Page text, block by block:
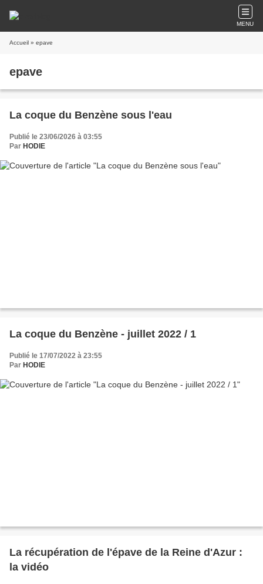
MENU
Accueil » epave
epave
La coque du Benzène sous l'eau
Publié le 23/06/2026 à 03:55
Par HODIE
La coque du Benzène - juillet 2022 / 1
Publié le 17/07/2022 à 23:55
Par HODIE
La récupération de l'épave de la Reine d'Azur :
la vidéo